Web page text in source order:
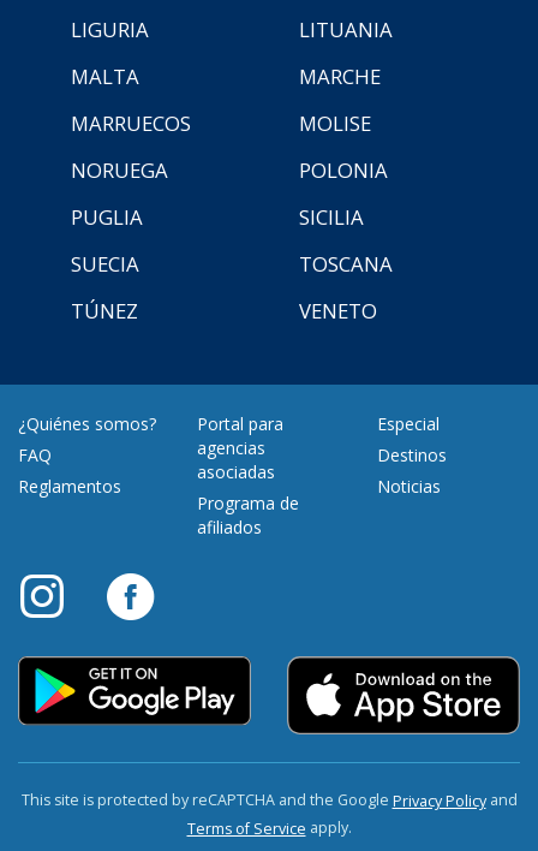
LIGURIA
LITUANIA
MALTA
MARCHE
MARRUECOS
MOLISE
NORUEGA
POLONIA
PUGLIA
SICILIA
SUECIA
TOSCANA
TÚNEZ
VENETO
¿Quiénes somos?
FAQ
Reglamentos
Portal para
agencias
asociadas
Programa de
afiliados
Especial
Destinos
Noticias
This site is protected by reCAPTCHA and the Google Privacy Policyand
Terms of Service apply.